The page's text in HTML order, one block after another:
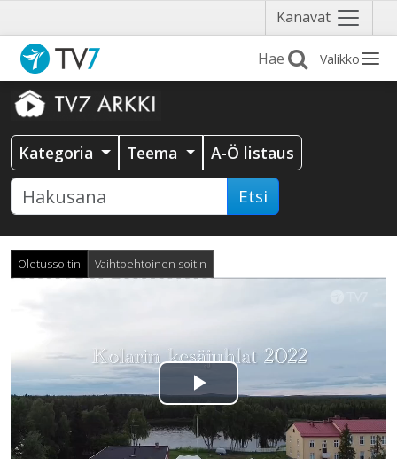
Kanavat Näytä
valikko
Valikko
Kategoria Teema A-Ö listaus
Etsi
Oletussoitin Vaihtoehtoinen soitin
Toista
Video